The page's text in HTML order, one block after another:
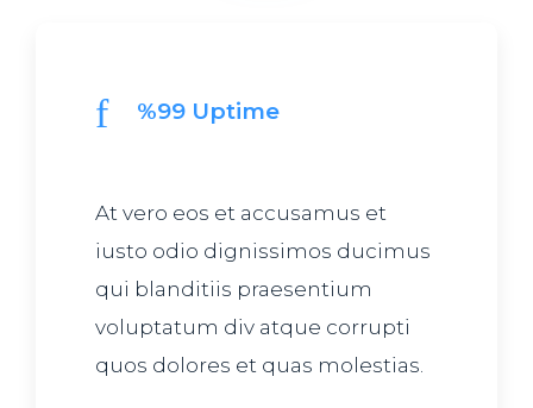
%99 Uptime
At vero eos et accusamus et
iusto odio dignissimos ducimus
qui blanditiis praesentium
voluptatum div atque corrupti
quos dolores et quas molestias.